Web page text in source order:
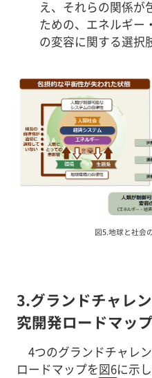
え、それらの関係が
ための、エネルギー
の変容に関する選択
図5.地球と社会
3.グランドチャレ
究開発ロードマップ
4つのグランドチャレ
ロードマップを図6に示し